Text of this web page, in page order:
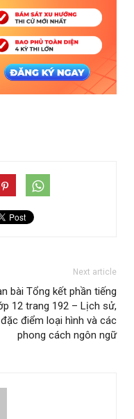
Next article
bài Tổng kết phần tiếng
12 trang 192 – Lịch sử,
đặc điểm loại hình và các
phong cách ngôn ngữ